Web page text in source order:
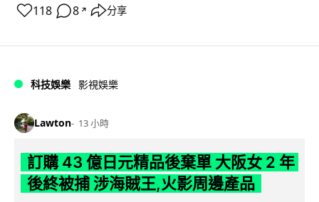
118 8 ↗ 分享
科技娛樂 影視娛樂
Lawton 13 小時
訂購 43 億日元精品後棄單 大阪女 2 年
後終被捕 涉海賊王,火影周邊產品